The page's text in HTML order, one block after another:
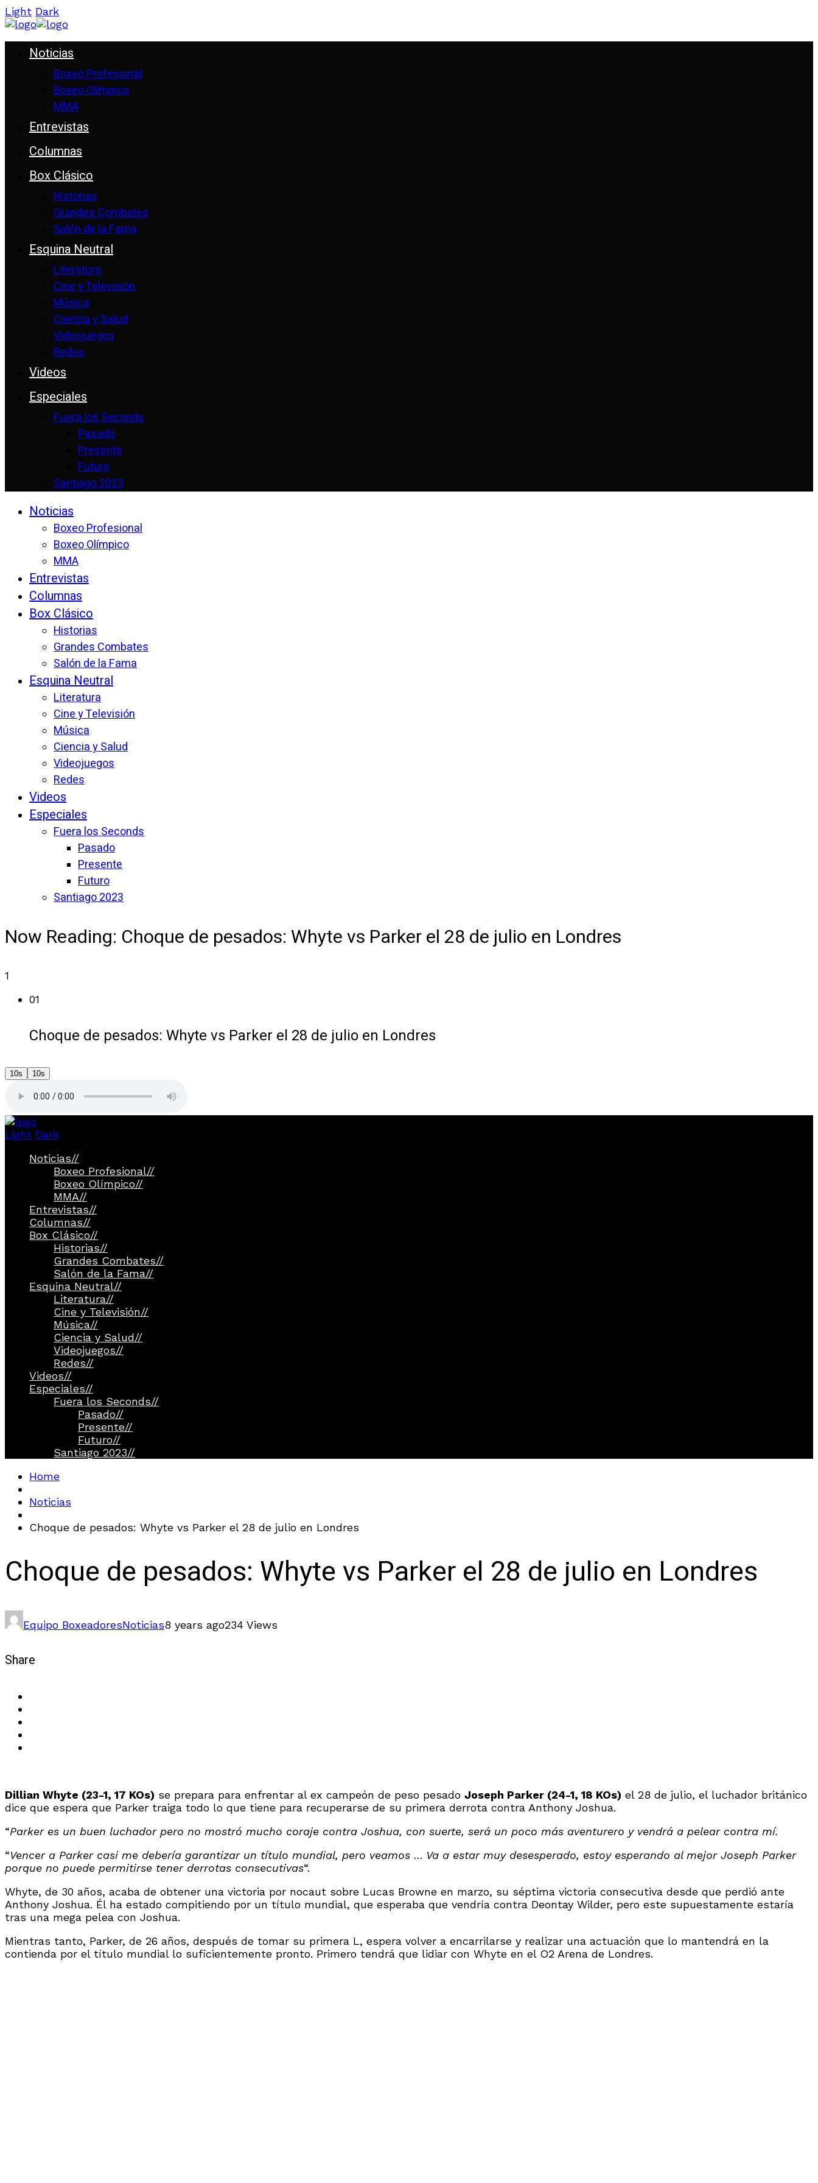
Light Dark
Noticias
Boxeo Profesional
Boxeo Olímpico
MMA
Entrevistas
Columnas
Box Clásico
Historias
Grandes Combates
Salón de la Fama
Esquina Neutral
Literatura
Cine y Televisión
Música
Ciencia y Salud
Videojuegos
Redes
Videos
Especiales
Fuera los Seconds
Pasado
Presente
Futuro
Santiago 2023
Noticias
Boxeo Profesional
Boxeo Olímpico
MMA
Entrevistas
Columnas
Box Clásico
Historias
Grandes Combates
Salón de la Fama
Esquina Neutral
Literatura
Cine y Televisión
Música
Ciencia y Salud
Videojuegos
Redes
Videos
Especiales
Fuera los Seconds
Pasado
Presente
Futuro
Santiago 2023
Now Reading: Choque de pesados: Whyte vs Parker el 28 de julio en Londres
1
01
Choque de pesados: Whyte vs Parker el 28 de julio en Londres
10s 10s
Light Dark
Noticias//
Boxeo Profesional//
Boxeo Olímpico//
MMA//
Entrevistas//
Columnas//
Box Clásico//
Historias//
Grandes Combates//
Salón de la Fama//
Esquina Neutral//
Literatura//
Cine y Televisión//
Música//
Ciencia y Salud//
Videojuegos//
Redes//
Videos//
Especiales//
Fuera los Seconds//
Pasado//
Presente//
Futuro//
Santiago 2023//
Home
Noticias
Choque de pesados: Whyte vs Parker el 28 de julio en Londres
Choque de pesados: Whyte vs Parker el 28 de julio en Londres
Equipo BoxeadoresNoticias8 years ago234 Views
Share
Dillian Whyte (23-1, 17 KOs) se prepara para enfrentar al ex campeón de peso pesado Joseph Parker (24-1, 18 KOs) el 28 de julio, el luchador británico
dice que espera que Parker traiga todo lo que tiene para recuperarse de su primera derrota contra Anthony Joshua.
“Parker es un buen luchador pero no mostró mucho coraje contra Joshua, con suerte, será un poco más aventurero y vendrá a pelear contra mí.
“Vencer a Parker casi me debería garantizar un título mundial, pero veamos … Va a estar muy desesperado, estoy esperando al mejor Joseph Parker
porque no puede permitirse tener derrotas consecutivas“.
Whyte, de 30 años, acaba de obtener una victoria por nocaut sobre Lucas Browne en marzo, su séptima victoria consecutiva desde que perdió ante
Anthony Joshua. Él ha estado compitiendo por un título mundial, que esperaba que vendría contra Deontay Wilder, pero este supuestamente estaría
tras una mega pelea con Joshua.
Mientras tanto, Parker, de 26 años, después de tomar su primera L, espera volver a encarrilarse y realizar una actuación que lo mantendrá en la
contienda por el título mundial lo suficientemente pronto. Primero tendrá que lidiar con Whyte en el O2 Arena de Londres.